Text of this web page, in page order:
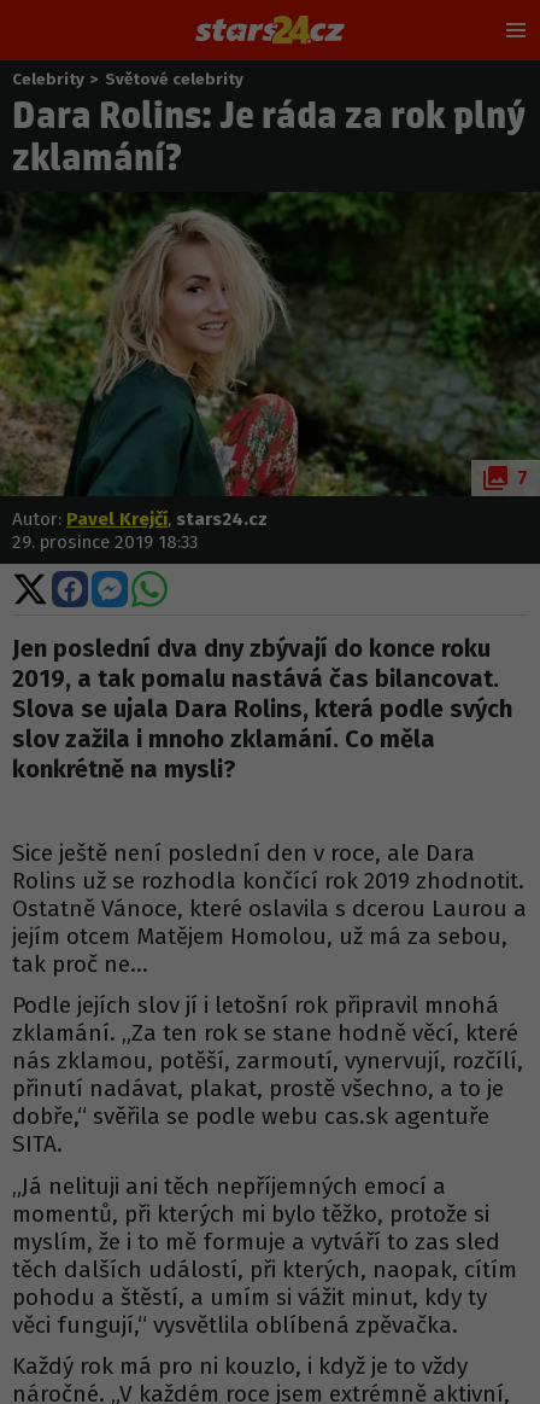
Nacházíte
se
zde:
Celebrity > Světové celebrity
Dara Rolins: Je ráda za rok plný
zklamání?
7
Autor: Pavel Krejčí, stars24.cz
29. prosince 2019 18:33
Sdílet
na
X
Sdílet
na
Facebooku
Sdílet
na
Messengeru
Sdílet
WhatsApp
Jen poslední dva dny zbývají do konce roku
2019, a tak pomalu nastává čas bilancovat.
Slova se ujala Dara Rolins, která podle svých
slov zažila i mnoho zklamání. Co měla
konkrétně na mysli?
Sice ještě není poslední den v roce, ale Dara
Rolins už se rozhodla končící rok 2019 zhodnotit.
Ostatně Vánoce, které oslavila s dcerou Laurou a
jejím otcem Matějem Homolou, už má za sebou,
tak proč ne…
Podle jejích slov jí i letošní rok připravil mnohá
zklamání. „Za ten rok se stane hodně věcí, které
nás zklamou, potěší, zarmoutí, vynervují, rozčílí,
přinutí nadávat, plakat, prostě všechno, a to je
dobře,“ svěřila se podle webu cas.sk agentuře
SITA.
„Já nelituji ani těch nepříjemných emocí a
momentů, při kterých mi bylo těžko, protože si
myslím, že i to mě formuje a vytváří to zas sled
těch dalších událostí, při kterých, naopak, cítím
pohodu a štěstí, a umím si vážit minut, kdy ty
věci fungují,“ vysvětlila oblíbená zpěvačka.
Každý rok má pro ni kouzlo, i když je to vždy
náročné. „V každém roce jsem extrémně aktivní,